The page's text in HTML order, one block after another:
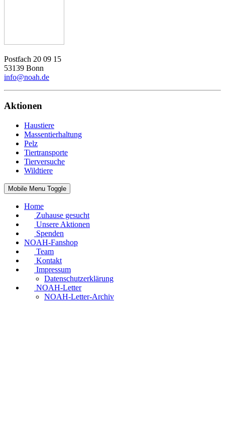
Postfach 20 09 15
53139 Bonn
info@noah.de
Aktionen
Haustiere
Massentierhaltung
Pelz
Tiertransporte
Tierversuche
Wildtiere
Mobile Menu Toggle
Home
Zuhause gesucht
Unsere Aktionen
Spenden
NOAH-Fanshop
Team
Kontakt
Impressum
Datenschutzerklärung
NOAH-Letter
NOAH-Letter-Archiv